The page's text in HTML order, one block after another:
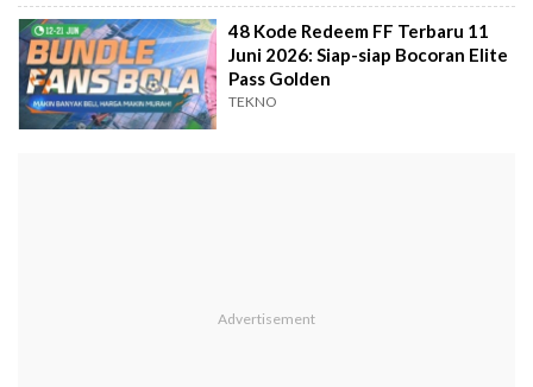
48 Kode Redeem FF Terbaru 11
Juni 2026: Siap-siap Bocoran Elite
Pass Golden
TEKNO